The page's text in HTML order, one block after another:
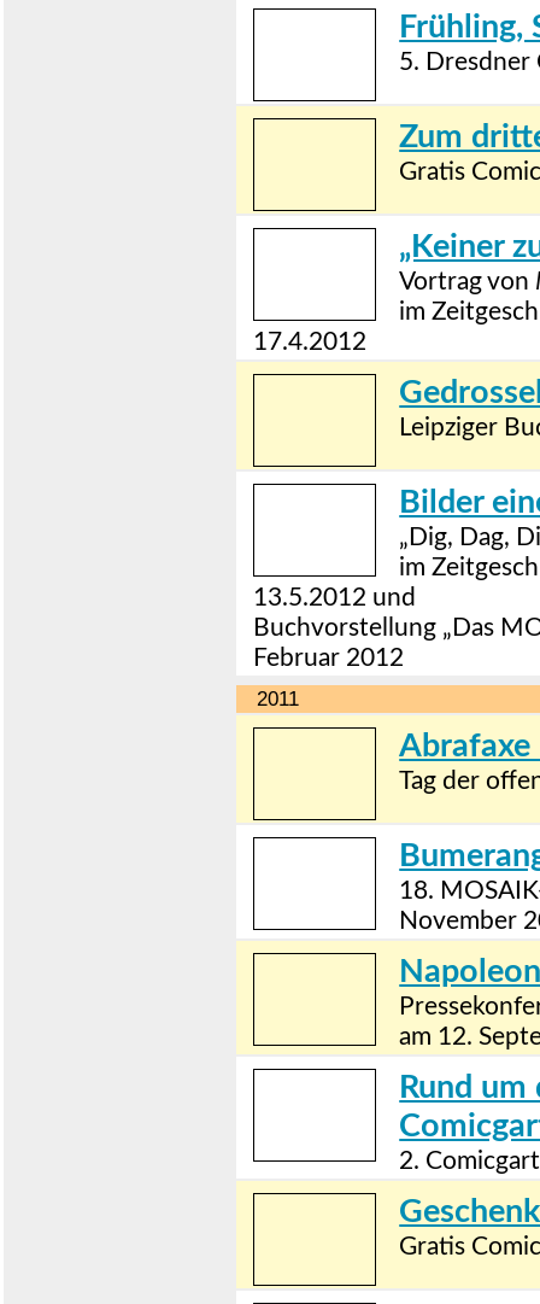
Frühling,
5. Dresdner
Zum
Gratis
„Keiner
Vortrag von
im
17.4.2012
Leipziger
Bilder
„Dig, Dag,
im
13.5.2012 und
Buchvorstellung „Das
Februar 2012
2011
Tag der
18.
November
am 12.
Rund
2.
Gratis